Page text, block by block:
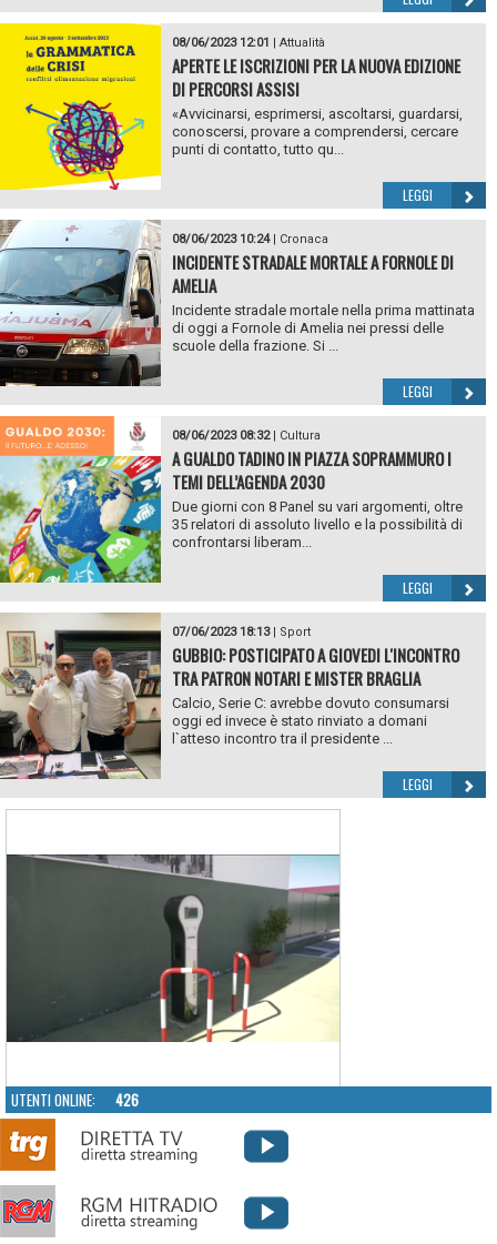
08/06/2023 12:01 | Attualità
APERTE LE ISCRIZIONI PER LA NUOVA EDIZIONE
DI PERCORSI ASSISI
«Avvicinarsi, esprimersi, ascoltarsi, guardarsi,
conoscersi, provare a comprendersi, cercare
punti di contatto, tutto qu...
LEGGI
08/06/2023 10:24| Cronaca
INCIDENTE STRADALE MORTALE A FORNOLE DI
AMELIA
Incidente stradale mortale nella prima mattinata
di oggi a Fornole di Amelia nei pressi delle
scuole della frazione. Si ...
LEGGI
08/06/2023 08:32| Cultura
A GUALDO TADINO IN PIAZZA SOPRAMMURO I
TEMI DELL’AGENDA 2030
Due giorni con 8 Panel su vari argomenti, oltre
35 relatori di assoluto livello e la possibilità di
confrontarsi liberam...
LEGGI
07/06/2023 18:13| Sport
GUBBIO: POSTICIPATO A GIOVEDI L'INCONTRO
TRA PATRON NOTARI E MISTER BRAGLIA
Calcio, Serie C: avrebbe dovuto consumarsi
oggi ed invece è stato rinviato a domani
l`atteso incontro tra il presidente ...
LEGGI
UTENTI ONLINE: 426